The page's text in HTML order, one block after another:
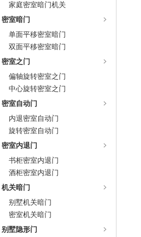
家庭密室暗门机关
密室暗门
单面平移密室暗门
双面平移密室暗门
密室之门
偏轴旋转密室之门
中心旋转密室之门
密室自动门
内退密室自动门
旋转密室自动门
密室内退门
书柜密室内退门
酒柜密室内退门
机关暗门
别墅机关暗门
密室机关暗门
别墅隐形门